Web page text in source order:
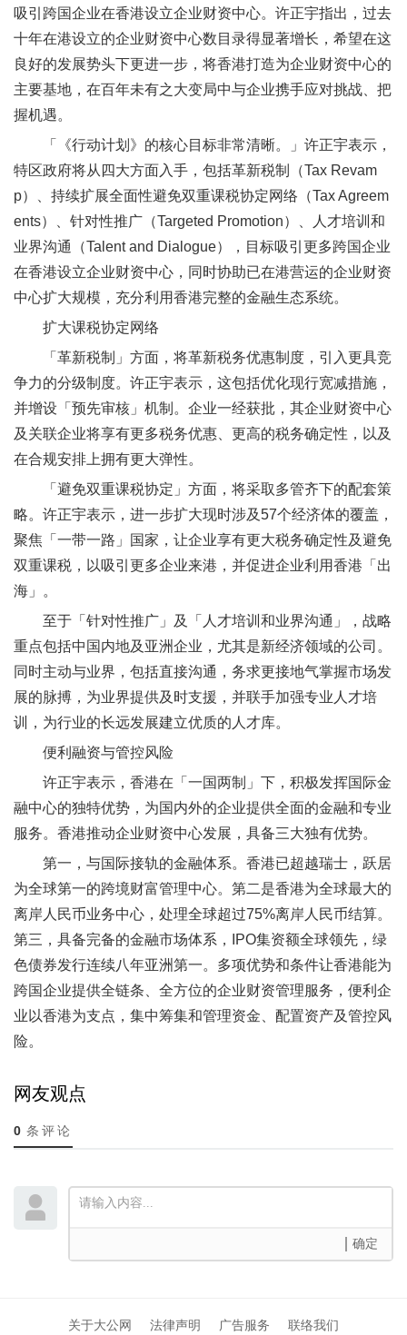
吸引跨国企业在香港设立企业财资中心。许正宇指出，过去
十年在港设立的企业财资中心数目录得显著增长，希望在这
良好的发展势头下更进一步，将香港打造为企业财资中心的
主要基地，在百年未有之大变局中与企业携手应对挑战、把
握机遇。
「《行动计划》的核心目标非常清晰。」许正宇表示，
特区政府将从四大方面入手，包括革新税制（Tax Revam
p）、持续扩展全面性避免双重课税协定网络（Tax Agreem
ents）、针对性推广（Targeted Promotion）、人才培训和
业界沟通（Talent and Dialogue），目标吸引更多跨国企业
在香港设立企业财资中心，同时协助已在港营运的企业财资
中心扩大规模，充分利用香港完整的金融生态系统。
扩大课税协定网络
「革新税制」方面，将革新税务优惠制度，引入更具竞
争力的分级制度。许正宇表示，这包括优化现行宽减措施，
并增设「预先审核」机制。企业一经获批，其企业财资中心
及关联企业将享有更多税务优惠、更高的税务确定性，以及
在合规安排上拥有更大弹性。
「避免双重课税协定」方面，将采取多管齐下的配套策
略。许正宇表示，进一步扩大现时涉及57个经济体的覆盖，
聚焦「一带一路」国家，让企业享有更大税务确定性及避免
双重课税，以吸引更多企业来港，并促进企业利用香港「出
海」。
至于「针对性推广」及「人才培训和业界沟通」，战略
重点包括中国内地及亚洲企业，尤其是新经济领域的公司。
同时主动与业界，包括直接沟通，务求更接地气掌握市场发
展的脉搏，为业界提供及时支援，并联手加强专业人才培
训，为行业的长远发展建立优质的人才库。
便利融资与管控风险
许正宇表示，香港在「一国两制」下，积极发挥国际金
融中心的独特优势，为国内外的企业提供全面的金融和专业
服务。香港推动企业财资中心发展，具备三大独有优势。
第一，与国际接轨的金融体系。香港已超越瑞士，跃居
为全球第一的跨境财富管理中心。第二是香港为全球最大的
离岸人民币业务中心，处理全球超过75%离岸人民币结算。
第三，具备完备的金融市场体系，IPO集资额全球领先，绿
色债券发行连续八年亚洲第一。多项优势和条件让香港能为
跨国企业提供全链条、全方位的企业财资管理服务，便利企
业以香港为支点，集中筹集和管理资金、配置资产及管控风
险。
网友观点
0 条评论
确定
关于大公网 法律声明 广告服务 联络我们